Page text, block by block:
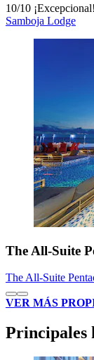
10/10
Samboja Lodge
The All-Suite
The All-Suite
VER MÁS
Principales